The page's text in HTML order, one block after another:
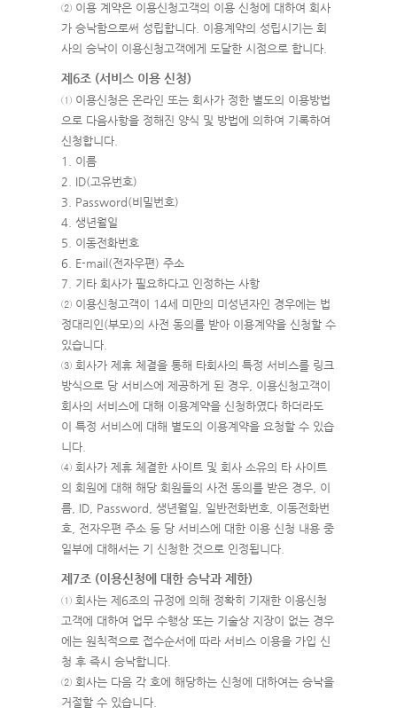
② 이용 계약은 이용신청고객의 이용 신청에 대하여 회사
가 승낙함으로써 성립합니다. 이용계약의 성립시기는 회
사의 승낙이 이용신청고객에게 도달한 시점으로 합니다.
제6조 (서비스 이용 신청)
① 이용신청은 온라인 또는 회사가 정한 별도의 이용방법
으로 다음사항을 정해진 양식 및 방법에 의하여 기록하여
신청합니다.
1. 이름
2. ID(고유번호)
3. Password(비밀번호)
4. 생년월일
5. 이동전화번호
6. E-mail(전자우편) 주소
7. 기타 회사가 필요하다고 인정하는 사항
② 이용신청고객이 14세 미만의 미성년자인 경우에는 법
정대리인(부모)의 사전 동의를 받아 이용계약을 신청할 수
있습니다.
③ 회사가 제휴 체결을 통해 타회사의 특정 서비스를 링크
방식으로 당 서비스에 제공하게 된 경우, 이용신청고객이
회사의 서비스에 대해 이용계약을 신청하였다 하더라도
이 특정 서비스에 대해 별도의 이용계약을 요청할 수 있습
니다.
④ 회사가 제휴 체결한 사이트 및 회사 소유의 타 사이트
의 회원에 대해 해당 회원들의 사전 동의를 받은 경우, 이
름, ID, Password, 생년월일, 일반전화번호, 이동전화번
호, 전자우편 주소 등 당 서비스에 대한 이용 신청 내용 중
일부에 대해서는 기 신청한 것으로 인정됩니다.
제7조 (이용신청에 대한 승낙과 제한)
① 회사는 제6조의 규정에 의해 정확히 기재한 이용신청
고객에 대하여 업무 수행상 또는 기술상 지장이 없는 경우
에는 원칙적으로 접수순서에 따라 서비스 이용을 가입 신
청 후 즉시 승낙합니다.
② 회사는 다음 각 호에 해당하는 신청에 대하여는 승낙을
거절할 수 있습니다.